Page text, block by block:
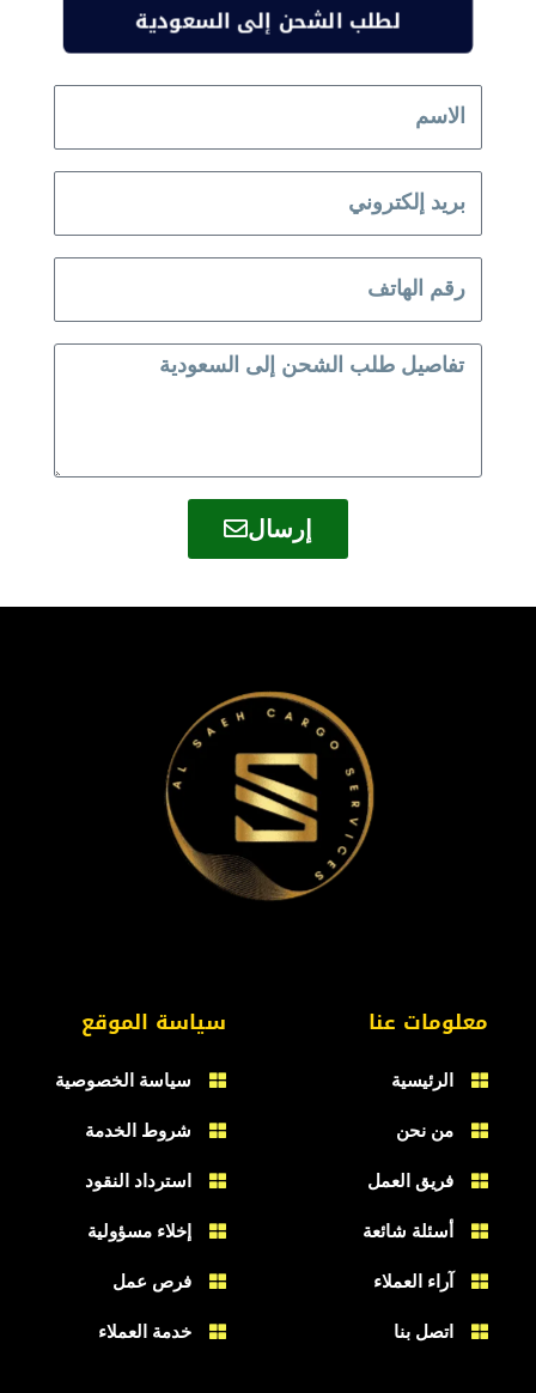
لطلب الشحن إلى السعودية
إرسال
معلومات عنا
الرئيسية
من نحن
فريق العمل
أسئلة شائعة
آراء العملاء
اتصل بنا
سياسة الموقع
سياسة الخصوصية
شروط الخدمة
استرداد النقود
إخلاء مسؤولية
فرص عمل
خدمة العملاء